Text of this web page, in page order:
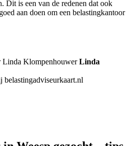
Dit is een van de redenen dat ook
aan doen om een belastingkantoor
Linda
belastingadviseurkaart.nl